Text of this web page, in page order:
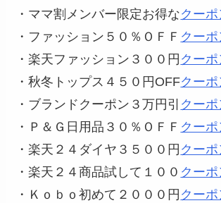
・ママ割メンバー限定お得なクーポ
・ファッション５０％ＯＦＦ クーポ
・楽天ファッション３００円 クーポ
・秋冬トップス４５０円OFFクーポ
・ブランドクーポン３万円引 クーポ
・Ｐ＆Ｇ日用品３０％ＯＦＦ クーポ
・楽天２４ダイヤ３５００円 クーポ
・楽天２４商品試して１００ クーポ
・Ｋｏｂｏ初めて２０００円 クーポ